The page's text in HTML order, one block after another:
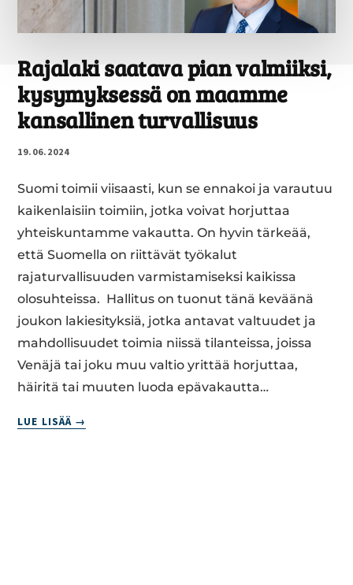
KIEL­
NEN
OLI
VIRHE
JA
SE
KORJATA
NIIHIN
ASTUU
VAIN
HOL­
LI­
NEN
Ra­ja­la­ki saatava pian val­miik­si,
ky­sy­myk­ses­sä on maamme
kan­sal­li­nen tur­val­li­suus
19.06.2024
Suomi toimii viisaasti, kun se ennakoi ja varautuu
kaikenlaisiin toimiin, jotka voivat horjuttaa
yhteiskuntamme vakautta. On hyvin tärkeää,
että Suomella on riittävät työkalut
rajaturvallisuuden varmistamiseksi kaikissa
olosuhteissa. Hallitus on tuonut tänä keväänä
joukon lakiesityksiä, jotka antavat valtuudet ja
mahdollisuudet toimia niissä tilanteissa, joissa
Venäjä tai joku muu valtio yrittää horjuttaa,
häiritä tai muuten luoda epävakautta…
LUE LISÄÄ
RA­